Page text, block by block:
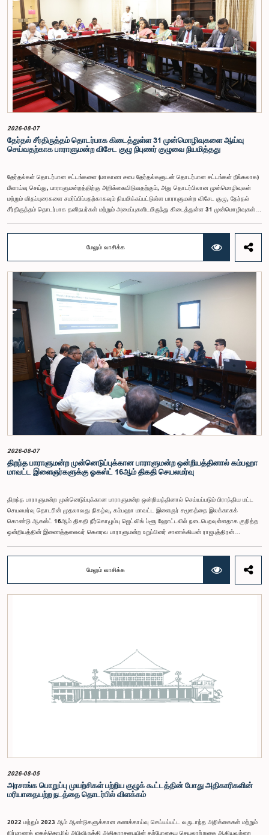
சம்பளத்தை விசேடமாக பரிசீலிக்க முடியும் என்பதையும் குழு சுட்டிக்காட்டியது.முன்மொழியப்பட்ட சம்பளத்
தொகை, முன்னர் பதவி வகித்த கணக்காய்வாளர் நாயகங்களின் சம்பளங்களையும் கருத்தில் கொண்டு
நிர்ணயிக்கப்பட்டதாக அதிகாரிகள் தெரிவித்தனர். இதற்கு முன்னர், சம்பளங்கள் மற்றும் பணியாளர்
ஆணைக்குழுவே இத்தகைய சம்பளங்களை நிர்ணயித்து வந்த போதிலும், தற்போது அத்தகைய
ஆணைக்குழு இல்லையெனவும் அதிகாரிகள் குறிப்பிட்டனர்.கணக்காய்வாளர் நாயகத்திற்கான
முன்மொழியப்பட்ட சம்பள மட்டத்தை குழு அங்கீகரித்திருந்தாலும், அப்பதவிக்கு வழங்கப்பட்டுள்ள
பொறுப்புகள் மற்றும் கடமைகளின் முக்கியத்துவத்தை கருத்தில் கொண்டு, அந்தச் சம்பளம் மேலும்
உயர்ந்த மட்டத்தில் இருக்க வேண்டும் என்ற கருத்தை குழுத் தலைவர் உள்ளிட்ட உறுப்பினர்கள்
முன்வைத்தனர்.அதன்படி, எதிர்காலத்தில் இச்சம்பள மட்டம் தொடர்பாக மேலும் கவனம் செலுத்தி
தேவையான தீர்மானங்கள் எடுக்கப்பட வேண்டியதன் அவசியம் குழுவில் வலியுறுத்தப்பட்டது. மேலும்,
நிரந்தரமானதும் சுயாதீனமானதுமான சம்பள மற்றும் பணியாளர் ஆணைக்குழுவை நிறுவுவதற்கான
யோசனையையும் குழுத் தலைவர் முன்வைத்தார்.
2026-08-07
தேர்தல் சீர்திருத்தம் தொடர்பாக கிடைத்துள்ள 31 முன்மொழிவுகளை ஆய்வு
செய்வதற்காக பாராளுமன்ற விசேட குழு நிபுணர் குழுவை நியமித்தது
தேர்தல்கள் தொடர்பான சட்டங்களை (மாகாண சபை தேர்தல்களுடன் தொடர்பான சட்டங்கள் நீங்கலாக)
மீளாய்வு செய்து, பாராளுமன்றத்திற்கு அறிக்கையிடுவதற்கும், அது தொடர்பிலான முன்மொழிவுகள்
மற்றும் விதப்புரைகளை சமர்ப்பிப்பதற்காகவும் நியமிக்கப்பட்டுள்ள பாராளுமன்ற விசேட குழு, தேர்தல்
சீர்திருத்தம் தொடர்பாக தனிநபர்கள் மற்றும் அமைப்புகளிடமிருந்து கிடைத்துள்ள 31 முன்மொழிவுகள்
நியமித்துள்ளது.கௌரவ பொது நிர்வாக, மாகாண சபைகள் மற்றும் உள்ளூராட்சி அமைச்சர் பேராசிரியர்
ஏ.எச்.எம்.எச்.அபயரத்ன அவர்கள் தலைமையில் அண்மையில் பாராளுமன்றத்தில் நடைபெற்ற குறித்த
விசேட குழுக் கூட்டத்தின் போதே இத்தீர்மானம் எடுக்கப்பட்டது.2004, 2007 மற்றும் 2022 ஆம்
ஆண்டுகளில் வெளியிடப்பட்ட பாராளுமன்ற விசேட குழுக்களின் அறிக்கைகள் மற்றும் தனிநபர்கள்,
அமைப்புகள் ஆகியவற்றினால் சமர்ப்பிக்கப்பட்டுள்ள 31 முன்மொழிவுகளை அடிப்படையாகக் கொண்டு
தேர்தல் சீர்திருத்தங்கள் தொடர்பாக விரிவான கலந்துரையாடல் இங்கு இடம்பெற்றது.உள்ளூராட்சி
மன்றத் தேர்தல் முறைக்காக கலப்பு தேர்தல் முறையை அறிமுகப்படுத்துதல், சிறு கட்சிகள் மற்றும்
சிறுபான்மை குழுக்களின் பிரதிநிதித்துவத்தை உறுதிப்படுத்துதல், பெண்களின் பிரதிநிதித்துவத்தை
மேம்படுத்துதல், மின்னணு வாக்களிப்பு முறையை அறிமுகப்படுத்துதல், முன்கூட்டியே வாக்களிக்கும்
வசதியை ஏற்படுத்துதல் உள்ளிட்ட பல்வேறு முன்மொழிவுகள் தொடர்பில் இக்கூட்டத்தில் விசேட கவனம்
செலுத்தப்பட்டது.மேலும், வெளிநாடுகளில் வாழும் இலங்கையர்களுக்கு வாக்களிக்கும் உரிமையை
வழங்குவது தொடர்பான முன்மொழிவுகளும் பரிசீலிக்கப்பட்டதுடன், அதற்குத் தேவையான சட்ட மற்றும்
நிர்வாக ஏற்பாடுகள் குறித்து மேலும் விரிவான ஆய்வு மேற்கொள்ள வேண்டியதன் அவசியமும்
வலியுறுத்தப்பட்டது.விசேட குழுவினால் நியமிக்கப்பட்டுள்ள நிபுணர் குழு, கிடைத்துள்ள 31
முன்மொழிவுகளையும் முந்தைய பாராளுமன்ற விசேட குழுக்களின் அறிக்கைகளையும் பகுப்பாய்வு
செய்து, நடைமுறைக்கு ஏற்ற பரிந்துரைகளைக் கொண்ட அறிக்கையொன்றைத் தயாரிக்கவுள்ளது.
அதனைத் தொடர்ந்து, அந்தப் பரிந்துரைகளை ஆராய்ந்து அடுத்தகட்ட நடவடிக்கைகளை முன்னெடுக்க
குழு தீர்மானித்தது.இக்கூட்டத்தில், குழு உறுப்பினரான அமைச்சர் கலாநிதி உபாலி பன்னிலகே மற்றும்
பாராளுமன்ற உறுப்பினர்களான ரவி கருணாநாயக்க, ருவந்திலக ஜயக்கொடி மற்றும் கதிரவேலு
சண்முகம் குகதாசன் ஆகியோர் கலந்துகொண்டனர்.
மேலும் வாசிக்க
2026-08-07
திறந்த பாராளுமன்ற முன்னெடுப்புக்கான பாராளுமன்ற ஒன்றியத்தினால் கம்பஹா
மாவட்ட இளைஞர்களுக்கு ஓகஸ்ட் 16ஆம் திகதி செயலமர்வு
திறந்த பாராளுமன்ற முன்னெடுப்புக்கான பாராளுமன்ற ஒன்றியத்தினால் செய்யப்படும் பிராந்திய மட்ட
செயலமர்வு தொடரின் முதலாவது நிகழ்வு, கம்பஹா மாவட்ட இளைஞர் சமூகத்தை இலக்காகக்
கொண்டு ஆகஸ்ட் 16ஆம் திகதி நீர்கொழும்பு ஜெட்விங் ப்ளூ ஹோட்டலில் நடைபெறவுள்ளதாக குறித்த
ஒன்றியத்தின் இணைத்தலைவர் கௌரவ பாராளுமன்ற உறுப்பினர் சாணக்கியன் ராஜபுத்திரன்
பங்கேற்புடன் திறந்த பாராளுமன்றக் கருத்திட்டத்தை மேலும் முன்னெடுத்துச் செல்லும் நோக்கில் இந்த
செயலமர்வு தொடர் ஏற்பாடு செய்யப்படுகின்றது. இதில் ஒன்றியத்தின் உறுப்பினர்கள் மற்றும் கம்பஹா
மாவட்டத்தை பிரதிநிதித்துவப்படுத்தும் பாராளுமன்ற உறுப்பினர்களும் பங்கேற்கவிருக்கின்றனர்.இந்த
இச்செயலமர்வு தொடருக்கான அபிவிருத்தி பங்காளராக அனுசரணை வழங்கும் CII (Coalition for
Inclusive Impact) நிறுவனத்தின் பிரதிநிதிகளும் கலந்துகொண்டனர்.இந்த செயலமர்வில் பங்கேற்க
விரும்பும் கம்பஹா மாவட்டத்தைச் சேர்ந்த 18 – 35 வயதுக்குட்பட்ட இளைஞர், யுவதிகள் இங்கே
தரப்பட்டுள்ள https://forms.gle/aVp5UzhLbtPSmVap8 இணைப்பின் ஊடாக உரிய விண்ணப்பப்
படிவத்தை பூர்த்தி செய்து பதிவு செய்யுமாறு கேட்டுக்கொள்ளப்படுகின்றனர்.
மேலும் வாசிக்க
2026-08-05
அரசாங்க பொறுப்பு முயற்சிகள் பற்றிய குழுக் கூட்டத்தின் போது அதிகாரிகளின்
மரியாதையற்ற நடத்தை தொடர்பில் விளக்கம்
2022 மற்றும் 2023 ஆம் ஆண்டுகளுக்கான கணக்காய்வு செய்யப்பட்ட வருடாந்த அறிக்கைகள் மற்றும்
நிர்மாணக் கைத்தொழில் அபிவிருத்தி அதிகாரசபையின் தற்போதைய செயலாற்றுகை ஆகியவற்றை